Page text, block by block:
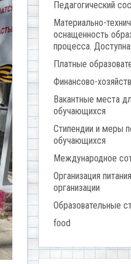
Педагогический
Материально-
оснащенность
процесса.
Платные
Финансово-
Вакантные места
обучающихся
Стипендии и меры
обучающихся
Международное
Организация
организации
Образовательные
food